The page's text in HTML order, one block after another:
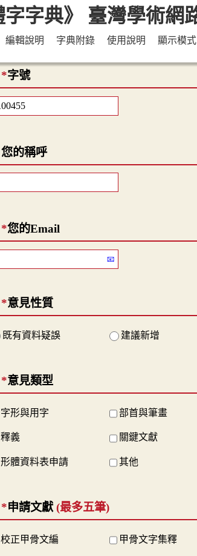
編輯說明 字典附錄 使用說明 顯示模式
*字號
您的稱呼
*您的Email
*意見性質
既有資料疑誤 建議新增
*意見類型
字形與用字 部首與筆畫
釋義 關鍵文獻
形體資料表申請 其他
*申請文獻(最多五筆)
校正甲骨文編 甲骨文字集釋